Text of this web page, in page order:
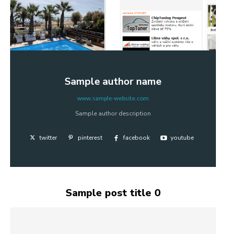
Sample author name
www.sample-website.com
Sample author description
twitter pinterest facebook youtube
Sample post title 0